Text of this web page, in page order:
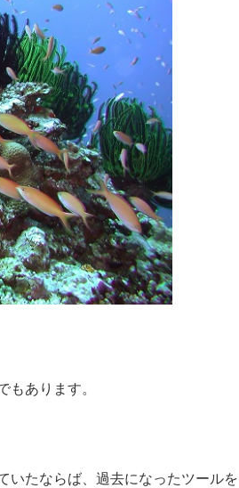
もあります。
いたならば、過去になったツールを